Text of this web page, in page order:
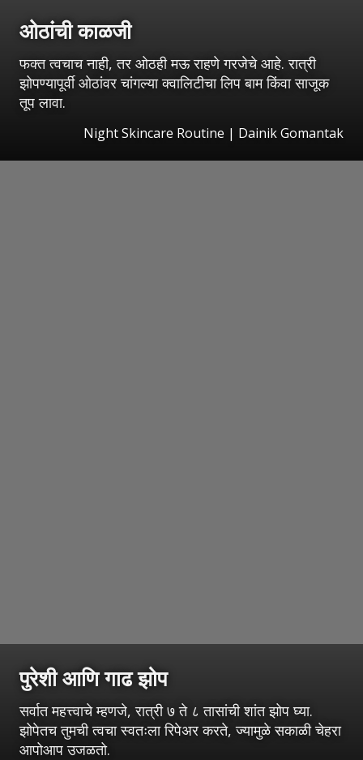
ओठांची काळजी
फक्त त्वचाच नाही, तर ओठही मऊ राहणे गरजेचे आहे. रात्री
झोपण्यापूर्वी ओठांवर चांगल्या क्वालिटीचा लिप बाम किंवा साजूक
तूप लावा.
Night Skincare Routine | Dainik Gomantak
पुरेशी आणि गाढ झोप
सर्वात महत्त्वाचे म्हणजे, रात्री ७ ते ८ तासांची शांत झोप घ्या.
झोपेतच तुमची त्वचा स्वतःला रिपेअर करते, ज्यामुळे सकाळी चेहरा
आपोआप उजळतो.